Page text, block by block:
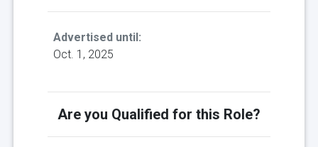
Advertised until:
Oct. 1, 2025
Are you Qualified for this Role?